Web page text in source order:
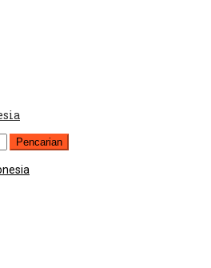
Pencarian